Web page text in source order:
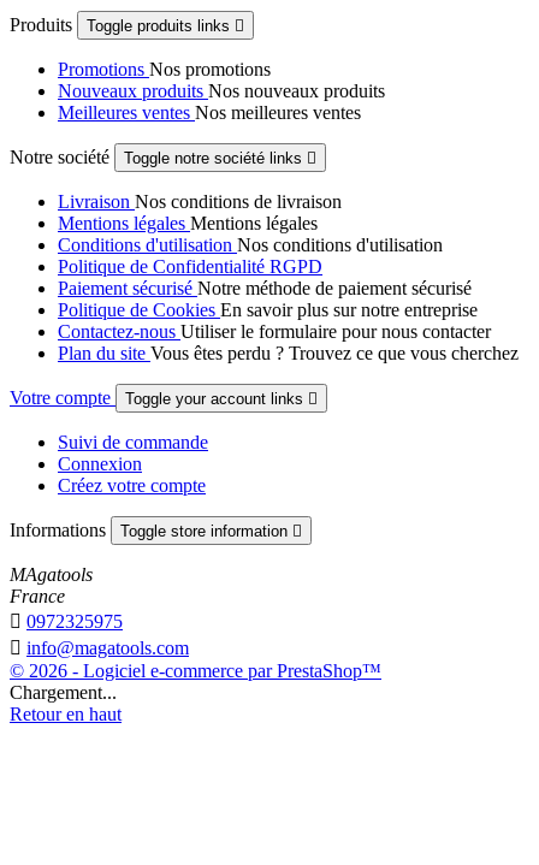
Produits Toggle produits links 
Promotions Nos promotions
Nouveaux produits Nos nouveaux produits
Meilleures ventes Nos meilleures ventes
Notre société Toggle notre société links 
Livraison Nos conditions de livraison
Mentions légales Mentions légales
Conditions d'utilisation Nos conditions d'utilisation
Politique de Confidentialité RGPD
Paiement sécurisé Notre méthode de paiement sécurisé
Politique de Cookies En savoir plus sur notre entreprise
Contactez-nous Utiliser le formulaire pour nous contacter
Plan du site Vous êtes perdu ? Trouvez ce que vous cherchez
Votre compte Toggle your account links 
Suivi de commande
Connexion
Créez votre compte
Informations Toggle store information 
MAgatools
France
 0972325975
 info@magatools.com
© 2026 - Logiciel e-commerce par PrestaShop™
Chargement...
Retour en haut